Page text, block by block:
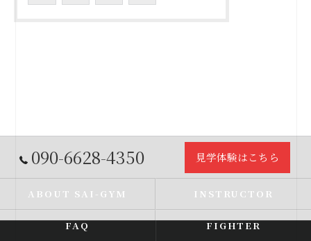
090-6628-4350 見学体験はこちら
ABOUT SAI-GYM INSTRUCTOR
FAQ FIGHTER